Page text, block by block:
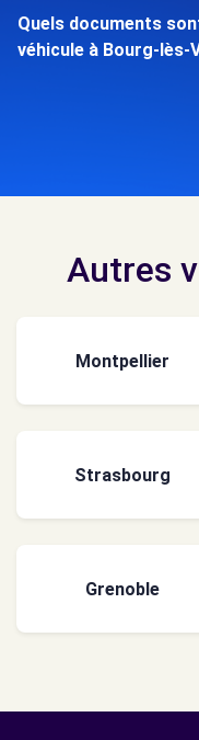
Quels documents
véhicule à Bourg-lès-
Autres
Montpellier
Strasbourg
Grenoble